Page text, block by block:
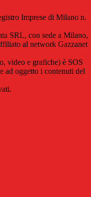
Imprese di Milano n.
SRL, con sede a Milano,
al network Gazzanet
video e grafiche) è SOS
ad oggetto i contenuti del